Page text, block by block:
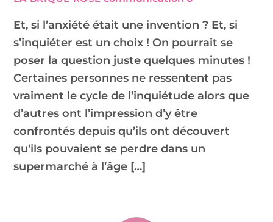
Et, si l’anxiété était une invention ? Et, si
s’inquiéter est un choix ! On pourrait se
poser la question juste quelques minutes !
Certaines personnes ne ressentent pas
vraiment le cycle de l’inquiétude alors que
d’autres ont l’impression d’y être
confrontés depuis qu’ils ont découvert
qu’ils pouvaient se perdre dans un
supermarché à l’âge […]